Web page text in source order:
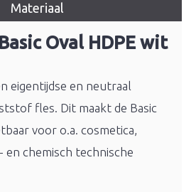
Materiaal
Oval HDPE wit
eigentijdse en neutraal
fles. Dit maakt de Basic
voor o.a. cosmetica,
en chemisch technische